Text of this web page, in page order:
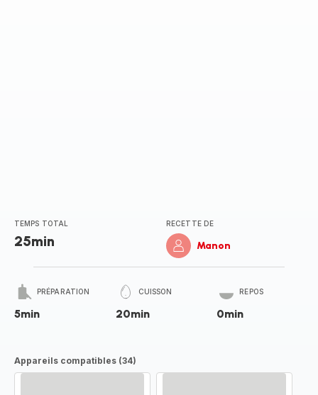
TEMPS TOTAL
25min
RECETTE DE
Manon
PRÉPARATION
5min
CUISSON
20min
REPOS
0min
Appareils compatibles (34)